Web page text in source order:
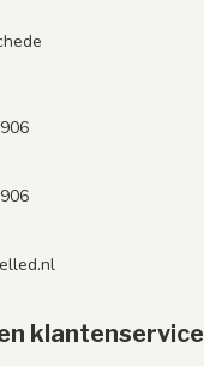
klantenservice